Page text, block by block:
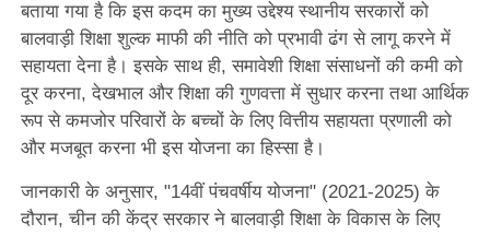
बताया गया है कि इस कदम का मुख्य उद्देश्य स्थानीय सरकारों को
बालवाड़ी शिक्षा शुल्क माफी की नीति को प्रभावी ढंग से लागू करने में
सहायता देना है। इसके साथ ही, समावेशी शिक्षा संसाधनों की कमी को
दूर करना, देखभाल और शिक्षा की गुणवत्ता में सुधार करना तथा आर्थिक
रूप से कमजोर परिवारों के बच्चों के लिए वित्तीय सहायता प्रणाली को
और मजबूत करना भी इस योजना का हिस्सा है।
जानकारी के अनुसार, "14वीं पंचवर्षीय योजना" (2021-2025) के
दौरान, चीन की केंद्र सरकार ने बालवाड़ी शिक्षा के विकास के लिए